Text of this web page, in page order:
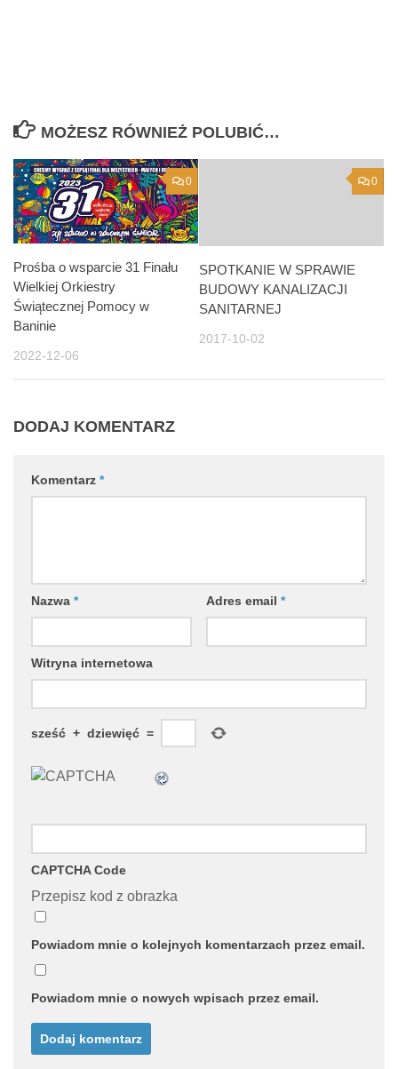
MOŻESZ RÓWNIEŻ POLUBIĆ…
0
Prośba o wsparcie 31 Finału
Wielkiej Orkiestry
Świątecznej Pomocy w
Baninie
2022-12-06
0
SPOTKANIE W SPRAWIE
BUDOWY KANALIZACJI
SANITARNEJ
2017-10-02
DODAJ KOMENTARZ
Komentarz *
Nazwa * Adres email *
Witryna internetowa
sześć + dziewięć =
CAPTCHA Code
Przepisz kod z obrazka
Powiadom mnie o kolejnych komentarzach przez email.
Powiadom mnie o nowych wpisach przez email.